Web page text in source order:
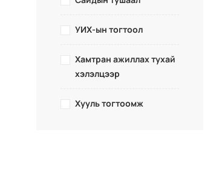
УИХ-ын тогтоол
Хамтран ажиллах тухай
хэлэлцээр
Хууль тогтоомж